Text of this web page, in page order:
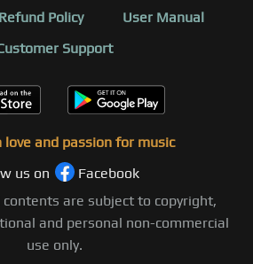
Policy
User Manual
Support
and passion for music
us on
Facebook
contents are subject to copyright,
and personal non-commercial
use only.